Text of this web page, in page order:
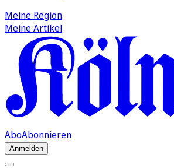
Meine Region
Meine Artikel
AboAbonnieren
Anmelden